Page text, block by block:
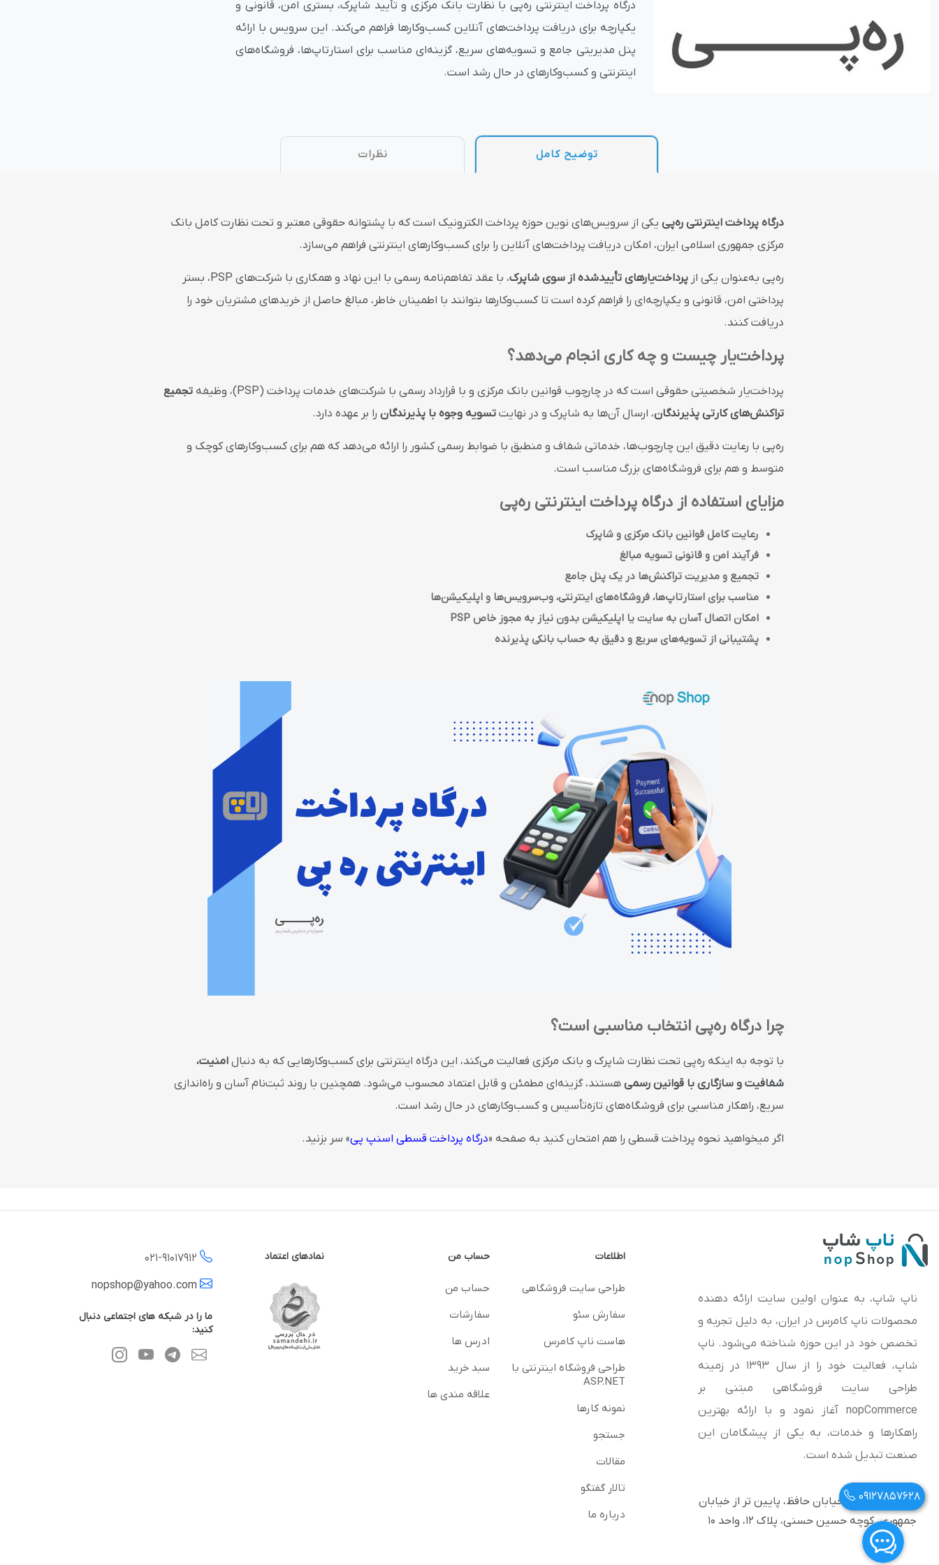
بازاریابی و فروش هوش مصنوعی درگاه های پرداخت اینترنتی پلاگین های ارسال پیامک
پلاگین های ارسال و تحویل
درگاه پرداخت اینترنتی ره‌پی با نظارت بانک مرکزی و تأیید شاپرک، بستری امن، قانونی و
یکپارچه برای دریافت پرداخت‌های آنلاین کسب‌وکارها فراهم می‌کند. این سرویس با ارائه
پنل مدیریتی جامع و تسویه‌های سریع، گزینه‌ای مناسب برای استارتاپ‌ها، فروشگاه‌های
اینترنتی و کسب‌وکارهای در حال رشد است.
توضیح کامل نظرات
درگاه پرداخت اینترنتی ره‌پییکی از سرویس‌های نوین حوزه پرداخت الکترونیک است که با پشتوانه حقوقی معتبر و تحت نظارت کامل بانک
مرکزی جمهوری اسلامی ایران، امکان دریافت پرداخت‌های آنلاین را برای کسب‌وکارهای اینترنتی فراهم می‌سازد.
ره‌پی به‌عنوان یکی از پرداخت‌یارهای تأییدشده از سوی شاپرک
، با عقد تفاهم‌نامه رسمی با این نهاد و همکاری با شرکت‌های PSP، بستر
پرداختی امن، قانونی و یکپارچه‌ای را فراهم کرده است تا کسب‌وکارها بتوانند با اطمینان خاطر، مبالغ حاصل از خریدهای مشتریان خود را
دریافت کنند.
پرداخت‌یار چیست و چه کاری انجام می‌دهد؟
پرداخت‌یار شخصیتی حقوقی است که در چارچوب قوانین بانک مرکزی و با قرارداد رسمی با شرکت‌های خدمات پرداخت (PSP)، وظیفه
تجمیع
تراکنش‌های کارتی پذیرندگان، ارسال آن‌ها به شاپرک و در نهایت تسویه وجوه با پذیرندگانرا بر عهده دارد.
ره‌پی با رعایت دقیق این چارچوب‌ها، خدماتی شفاف و منطبق با ضوابط رسمی کشور را ارائه می‌دهد که هم برای کسب‌وکارهای کوچک و
متوسط و هم برای فروشگاه‌های بزرگ مناسب است.
مزایای استفاده از درگاه پرداخت اینترنتی ره‌پی
رعایت کامل قوانین بانک مرکزی و شاپرک
فرآیند امن و قانونی تسویه مبالغ
تجمیع و مدیریت تراکنش‌ها در یک پنل جامع
مناسب برای استارتاپ‌ها، فروشگاه‌های اینترنتی، وب‌سرویس‌ها و اپلیکیشن‌ها
امکان اتصال آسان به سایت یا اپلیکیشن بدون نیاز به مجوز خاص PSP
پشتیبانی از تسویه‌های سریع و دقیق به حساب بانکی پذیرنده
چرا درگاه ره‌پی انتخاب مناسبی است؟
با توجه به اینکه ره‌پی تحت نظارت شاپرک و بانک مرکزی فعالیت می‌کند، این درگاه اینترنتی برای کسب‌وکارهایی که به دنبال امنیت،
شفافیت و سازگاری با قوانین رسمیهستند، گزینه‌ای مطمئن و قابل اعتماد محسوب می‌شود. همچنین با روند ثبت‌نام آسان و راه‌اندازی
سریع، راهکار مناسبی برای فروشگاه‌های تازه‌تأسیس و کسب‌وکارهای در حال رشد است.
اگر میخواهید نحوه پرداخت قسطی را هم امتحان کنید به صفحه «درگاه پرداخت قسطی اسنپ پی» سر بزنید.
ناپ شاپ، به عنوان اولین سایت ارائه‌ دهنده
محصولات ناپ کامرس در ایران، به دلیل تجربه و
تخصص خود در این حوزه شناخته می‌شود. ناپ
شاپ، فعالیت خود را از سال 1393 در زمینه
طراحی سایت فروشگاهی مبتنی بر
nopCommerce آغاز نمود و با ارائه بهترین
راهکارها و خدمات، به یکی از پیشگامان این
صنعت تبدیل شده است.
آدرس: تهران، خیابان حافظ، پایین تر از خیابان
جمهوری، کوچه حسین حسنی، پلاک ۱۲، واحد ۱۰
اطلاعات
طراحی سایت فروشگاهی
سفارش سئو
هاست ناپ کامرس
طراحی فروشگاه اینترنتی با
ASP.NET
نمونه کارها
جستجو
مقالات
تالار گفتگو
درباره ما
حساب من
حساب من
سفارشات
ادرس ها
سبد خرید
علاقه مندی ها
نمادهای اعتماد 021-91017912
ما را در شبکه های اجتماعی دنبال
کنید:
09127857628